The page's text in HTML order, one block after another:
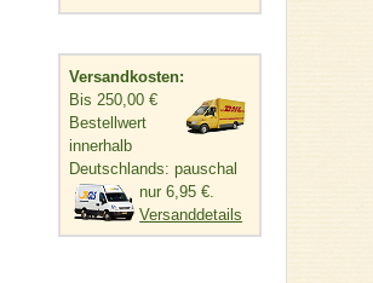
Versandkosten:
Bis 250,00 €
Bestellwert
innerhalb
Deutschlands: pauschal
nur 6,95 €.
Versanddetails